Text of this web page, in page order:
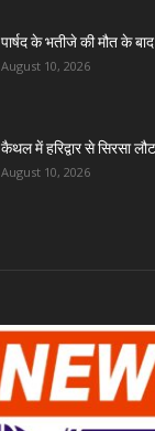
पार्षद के भतीजे की मौत के
August 10, 2026
कैथल में हरिद्वार से सिरसा
August 10, 2026